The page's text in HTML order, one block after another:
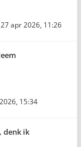
apr 2026, 11:26
15:34
denk ik